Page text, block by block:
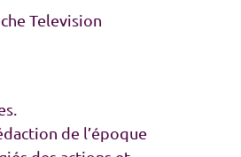
Television
de l’époque